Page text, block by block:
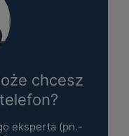
chcesz
eksperta (pn.-